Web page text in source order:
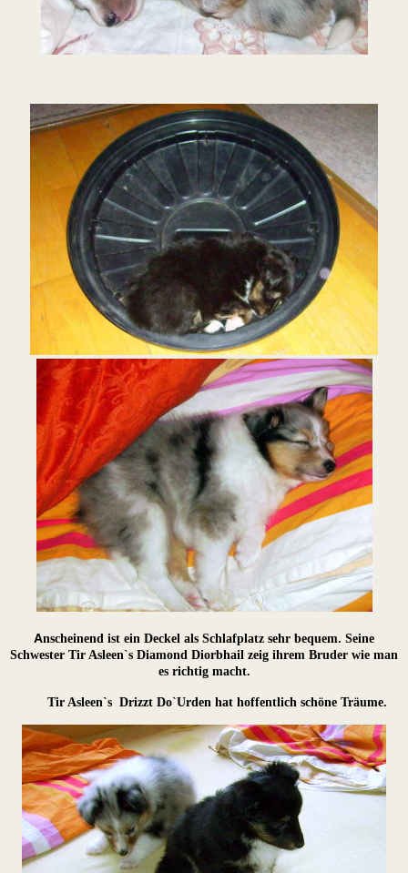
Anscheinend ist ein Deckel als Schlafplatz sehr bequem. Seine
Schwester Tir Asleen`s Diamond Diorbhail zeig ihrem Bruder wie man
es richtig macht.
Tir Asleen`s Drizzt Do`Urden hat hoffentlich schöne Träume.